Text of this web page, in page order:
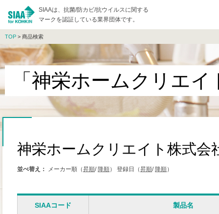
SIAAは、抗菌/防カビ/抗ウイルスに関する
マークを認証している業界団体です。
TOP > 商品検索
「神栄ホームクリエ
神栄ホームクリエイト株式会
並べ替え： メーカー順（昇順/ 降順） 登録日（昇順/ 降順）
SIAAコード 製品名